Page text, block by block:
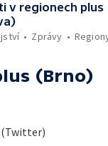
v regionech plus
Zprávy
(Brno)
(Twitter)